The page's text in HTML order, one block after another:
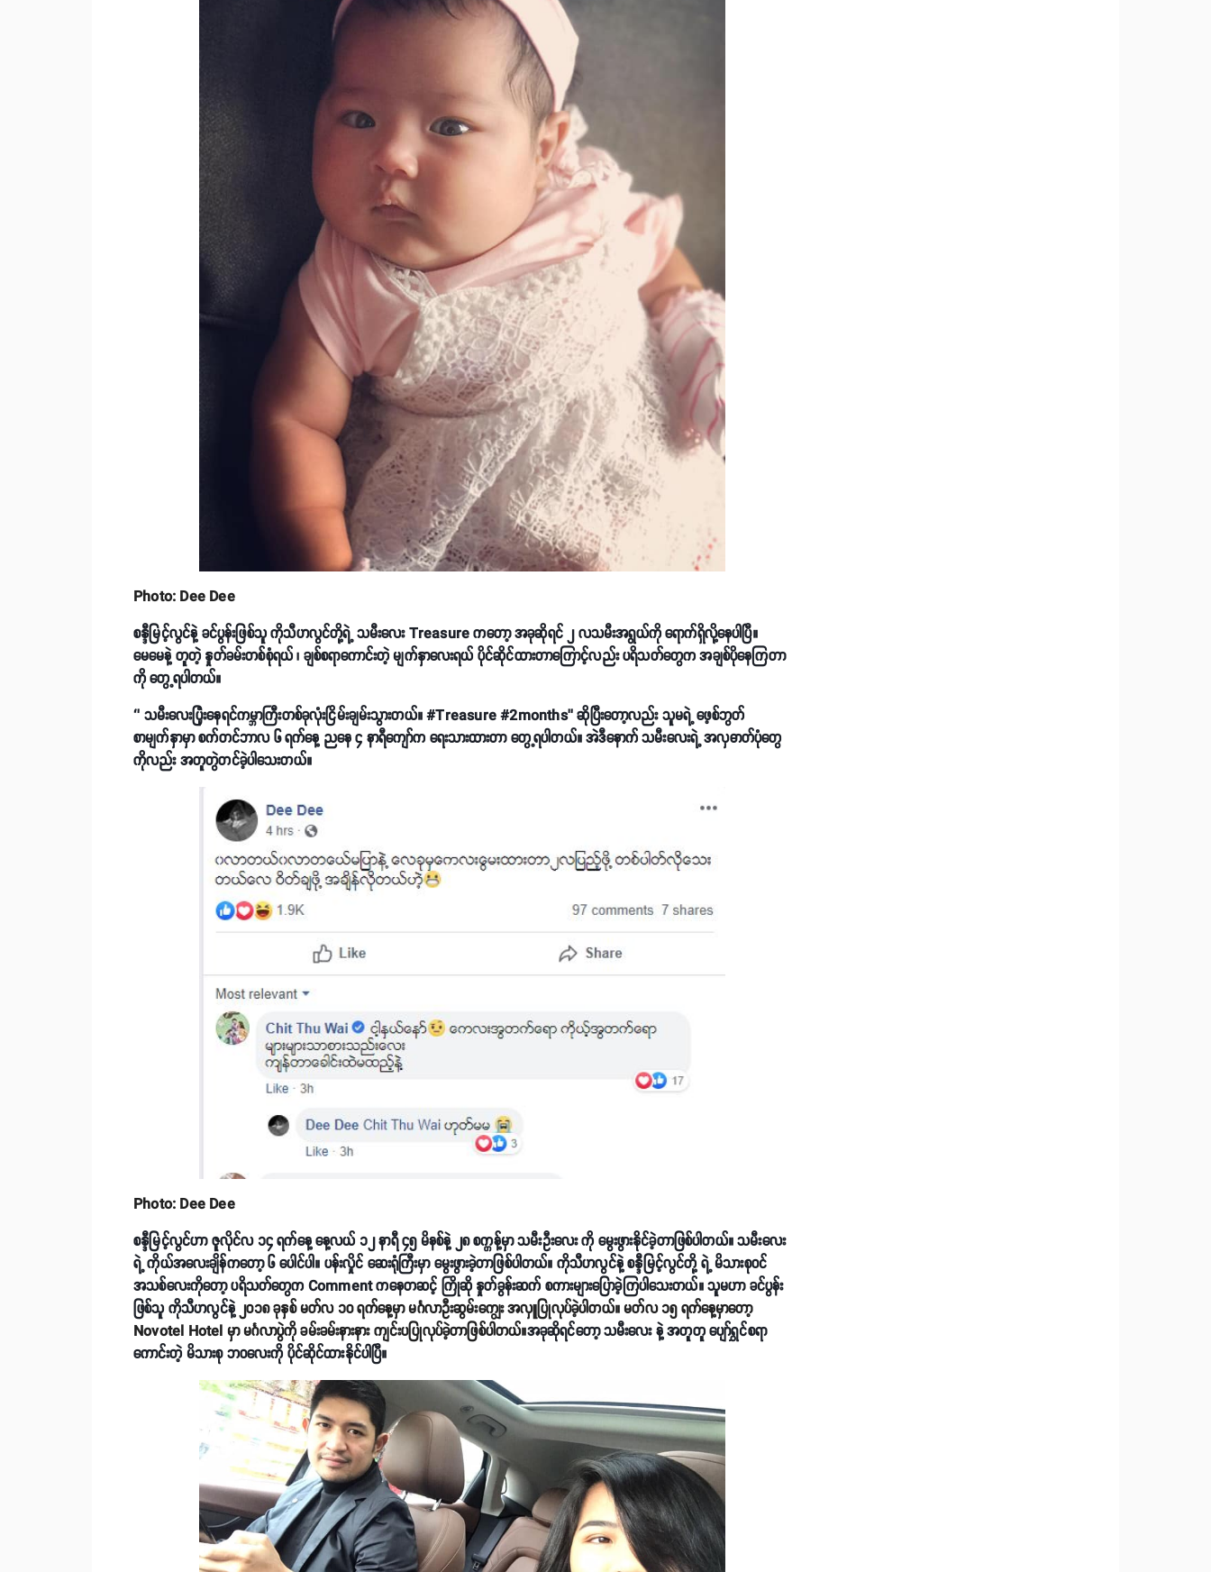
Photo: Dee Dee
စန္ဒီမြင့်လွင်နဲ့ ခင်ပွန်းဖြစ်သူ ကိုသီဟလွင်တို့ရဲ့ သမီးလေး Treasure ကတော့ အခုဆိုရင် ၂ လသမီးအရွယ်ကို ရောက်ရှိလို့နေပါပြီ။
မေမေနဲ့ တူတဲ့ နှုတ်ခမ်းတစ်စုံရယ် ၊ ချစ်စရာကောင်းတဲ့ မျက်နှာလေးရယ် ပိုင်ဆိုင်ထားတာကြောင့်လည်း ပရိသတ်တွေက အချစ်ပိုနေကြတာ
ကို တွေ့ရပါတယ်။
‘’ သမီးလေးပြုံးနေရင်ကမ္ဘာကြီးတစ်ခုလုံးငြိမ်းချမ်းသွားတယ်။ #Treasure #2months’’ ဆိုပြီးတော့လည်း သူမရဲ့ ဖေ့စ်ဘွတ်
စာမျက်နှာမှာ စက်တင်ဘာလ ၆ ရက်နေ့ ညနေ ၄ နာရီကျော်က ရေးသားထားတာ တွေ့ရပါတယ်။ အဲဒီနောက် သမီးလေးရဲ့ အလှဓာတ်ပုံတွေ
ကိုလည်း အတူတွဲတင်ခဲ့ပါသေးတယ်။
Photo: Dee Dee
စန္ဒီမြင့်လွင်ဟာ ဇူလိုင်လ ၁၄ ရက်နေ့ နေ့လယ် ၁၂ နာရီ ၄၅ မိနစ်နဲ့ ၂၈ စက္ကန့်မှာ သမီးဦးလေး ကို မွေးဖွားနိုင်ခဲ့တာဖြစ်ပါတယ်။ သမီးလေး
ရဲ့ ကိုယ်အလေးချိန်ကတော့ ၆ ပေါင်ပါ။ ပန်းလှိုင် ဆေးရုံကြီးမှာ မွေးဖွားခဲ့တာဖြစ်ပါတယ်။ ကိုသီဟလွင်နဲ့ စန္ဒီမြင့်လွင်တို့ ရဲ့ မိသားစုဝင်
အသစ်လေးကိုတော့ ပရိသတ်တွေက Comment ကနေတဆင့် ကြိုဆို နှုတ်ခွန်းဆက် စကားများပြောခဲ့ကြပါသေးတယ်။ သူမဟာ ခင်ပွန်း
ဖြစ်သူ ကိုသီဟလွင်နဲ့ ၂၀၁၈ ခုနှစ် မတ်လ ၁၀ ရက်နေ့မှာ မင်္ဂလာဦးဆွမ်းကျွေး အလှူပြုလုပ်ခဲ့ပါတယ်။ မတ်လ ၁၅ ရက်နေ့မှာတော့
Novotel Hotel မှာ မင်္ဂလာပွဲကို ခမ်းခမ်းနားနား ကျင်းပပြုလုပ်ခဲ့တာဖြစ်ပါတယ်။အခုဆိုရင်တော့ သမီးလေး နဲ့ အတူတူ ပျော်ရွှင်စရာ
ကောင်းတဲ့ မိသားစု ဘဝလေးကို ပိုင်ဆိုင်ထားနိုင်ပါပြီ။